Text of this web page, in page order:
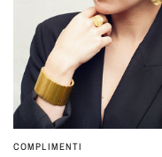
SNEL BEKIJKEN
COMPLIMENTI